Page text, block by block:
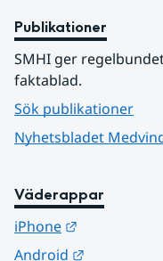
Publikationer
SMHI ger
faktablad.
Sök publikationer
Nyhetsbladet
Väderappar
iPhone
Android